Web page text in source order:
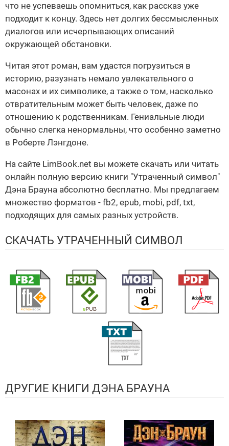
что не успеваешь опомниться, как рассказ уже
подходит к концу. Здесь нет долгих бессмысленных
диалогов или исчерпывающих описаний
окружающей обстановки.
Читая этот роман, вам удастся погрузиться в
историю, разузнать немало увлекательного о
масонах и их символике, а также о том, насколько
отвратительным может быть человек, даже по
отношению к родственникам. Гениальные люди
обычно слегка ненормальны, что особенно заметно
в Роберте Лэнгдоне.
На сайте LimBook.net вы можете скачать или читать
онлайн полную версию книги "Утраченный символ"
Дэна Брауна абсолютно бесплатно. Мы предлагаем
множество форматов - fb2, epub, mobi, pdf, txt,
подходящих для самых разных устройств.
СКАЧАТЬ УТРАЧЕННЫЙ СИМВОЛ
ДРУГИЕ КНИГИ ДЭНА БРАУНА